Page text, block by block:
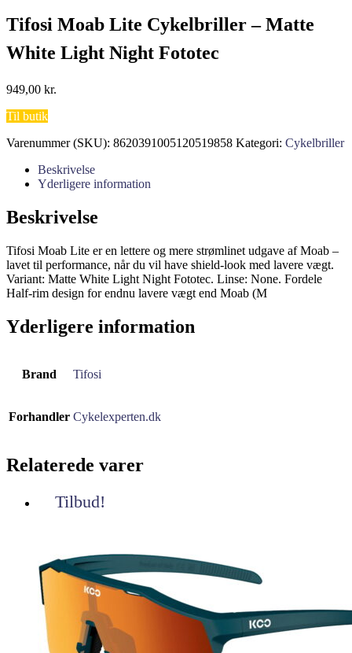
Tifosi Moab Lite Cykelbriller – Matte
White Light Night Fototec
949,00 kr.
Til butik
Varenummer (SKU): 8620391005120519858 Kategori: Cykelbriller
Beskrivelse
Yderligere information
Beskrivelse
Tifosi Moab Lite er en lettere og mere strømlinet udgave af Moab –
lavet til performance, når du vil have shield-look med lavere vægt.
Variant: Matte White Light Night Fototec. Linse: None. Fordele
Half-rim design for endnu lavere vægt end Moab (M
Yderligere information
Brand Tifosi
Forhandler Cykelexperten.dk
Relaterede varer
Tilbud!